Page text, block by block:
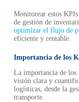
Monitorear estos KPIs
de gestión de
optimizar el flujo de
eficiente y rentable.
Importancia de los
La importancia de los
visión clara y
logísticas, desde la
transporte.